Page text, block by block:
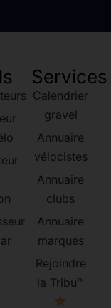
Services
Calendrier
gravel
Annuaire
vélocistes
Annuaire
clubs
Annuaire
marques
Rejoindre
la Tribu™